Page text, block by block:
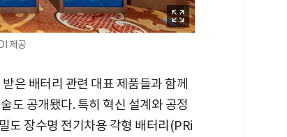
제공
은 배터리 관련 대표 제품들과 함께
도 공개됐다. 특히 혁신 설계와 공정
도 장수명 전기차용 각형 배터리(PRi